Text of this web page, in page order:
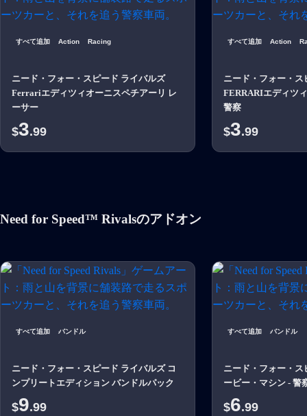
すべて追加 Action Racing
ニード・フォー・スピード ライバルズ
Ferrariエディツィオーニスペチアーリ レ
ーサー
$3.99
すべて追加 Action
ニード・フォー・ス
FERRARIエディツ
警察
$3.99
Need for Speed™ Rivalsのアドオン
すべて追加 バンドル
ニード・フォー・スピード ライバルズ コ
ンプリートエディション バンドルパック
$9.99
すべて追加 バンドル
ニード・フォー・ス
ービー・マシン - 警
$6.99